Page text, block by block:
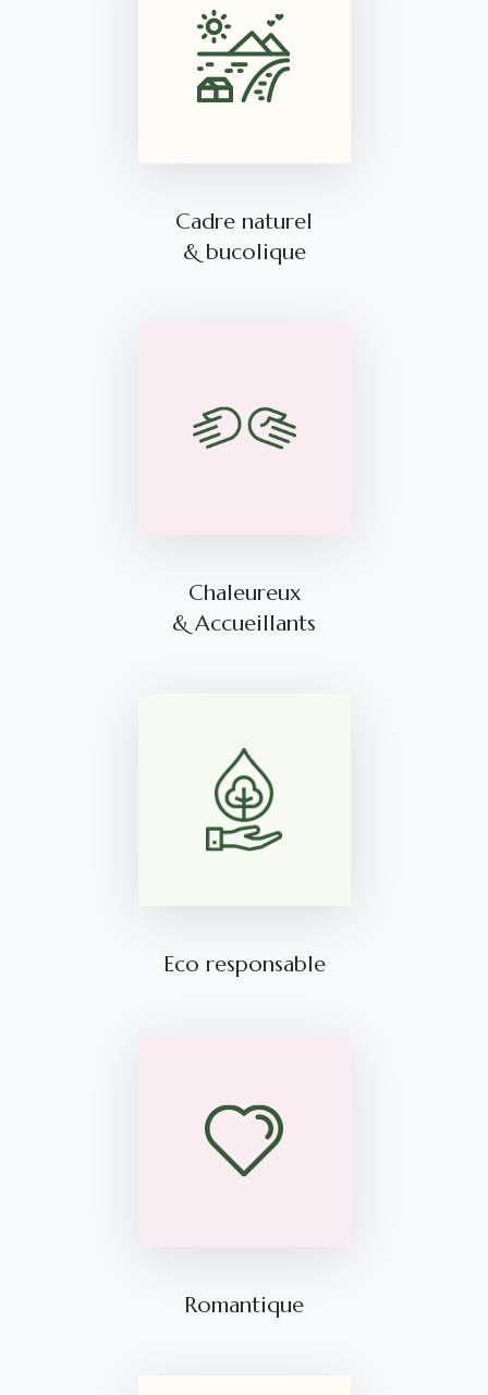
Cadre naturel
& bucolique
Chaleureux
& Accueillants
Eco responsable
Romantique